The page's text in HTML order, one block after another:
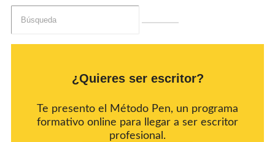
¿Quieres ser escritor?
Te presento el Método Pen, un programa
formativo online para llegar a ser escritor
profesional.